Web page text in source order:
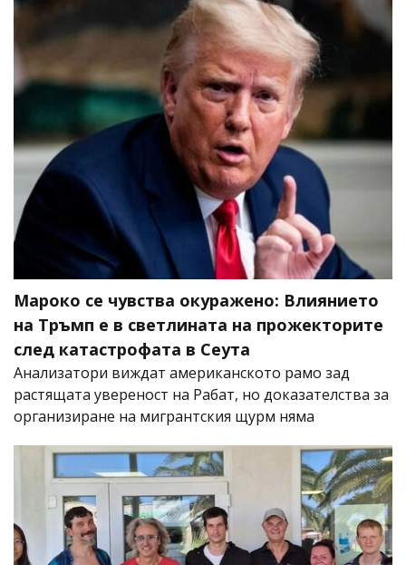
Мароко се чувства окуражено: Влиянието
на Тръмп е в светлината на прожекторите
след катастрофата в Сеута
Анализатори виждат американското рамо зад
растящата увереност на Рабат, но доказателства за
организиране на мигрантския щурм няма